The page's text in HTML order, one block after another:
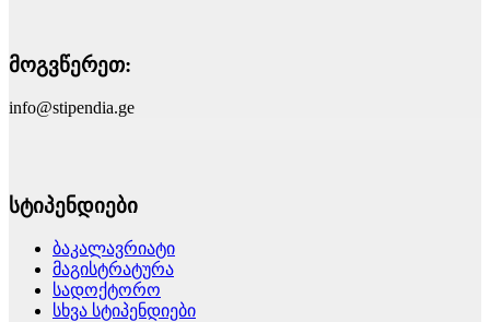
მოგვწერეთ:
info@stipendia.ge
სტიპენდიები
ბაკალავრიატი
მაგისტრატურა
სადოქტორო
სხვა სტიპენდიები